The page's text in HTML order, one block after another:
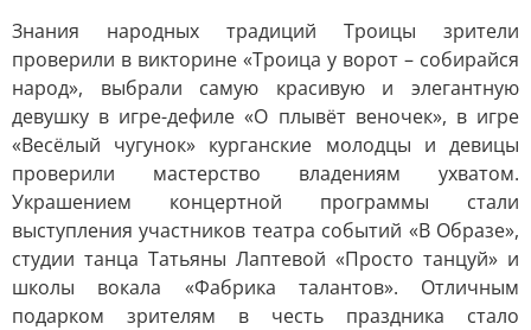
Знания народных традиций Троицы зрители
проверили в викторине «Троица у ворот – собирайся
народ», выбрали самую красивую и элегантную
девушку в игре-дефиле «О плывёт веночек», в игре
«Весёлый чугунок» курганские молодцы и девицы
проверили мастерство владениям ухватом.
Украшением концертной программы стали
выступления участников театра событий «В Образе»,
студии танца Татьяны Лаптевой «Просто танцуй» и
школы вокала «Фабрика талантов». Отличным
подарком зрителям в честь праздника стало